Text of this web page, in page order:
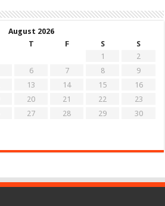
August 2026
T F S
S
1
2
6 7 8
9
13 14 15
16
20 21 22
23
27 28 29
30